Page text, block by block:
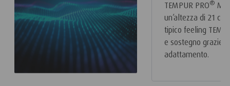
TEMPUR PRO®
un’altezza di 21
tipico feeling
e sostegno grazie
adattamento.